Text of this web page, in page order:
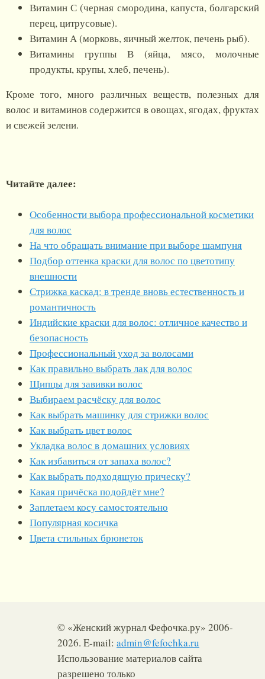
Витамин С (черная смородина, капуста, болгарский
перец, цитрусовые).
Витамин А (морковь, яичный желток, печень рыб).
Витамины группы В (яйца, мясо, молочные
продукты, крупы, хлеб, печень).
Кроме того, много различных веществ, полезных для
волос и витаминов содержится в овощах, ягодах, фруктах
и свежей зелени.
Читайте далее:
Особенности выбора профессиональной косметики
для волос
На что обращать внимание при выборе шампуня
Подбор оттенка краски для волос по цветотипу
внешности
Стрижка каскад: в тренде вновь естественность и
романтичность
Индийские краски для волос: отличное качество и
безопасность
Профессиональный уход за волосами
Как правильно выбрать лак для волос
Щипцы для завивки волос
Выбираем расчёску для волос
Как выбрать машинку для стрижки волос
Как выбрать цвет волос
Укладка волос в домашних условиях
Как избавиться от запаха волос?
Как выбрать подходящую прическу?
Какая причёска подойдёт мне?
Заплетаем косу самостоятельно
Популярная косичка
Цвета стильных брюнеток
© «Женский журнал Фефочка.ру» 2006-
2026. E-mail: admin@fefochka.ru
Использование материалов сайта
разрешено только